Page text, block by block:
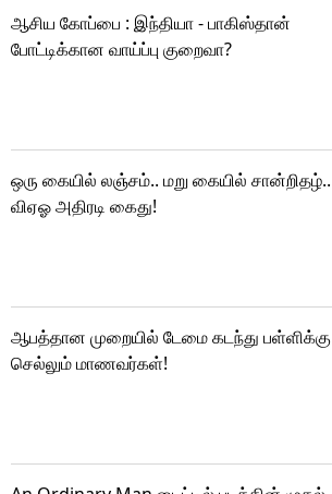
ஆசிய கோப்பை : இந்தியா - பாகிஸ்தான்
போட்டிக்கான வாய்ப்பு குறைவா?
ஒரு கையில் லஞ்சம்.. மறு கையில் சான்றிதழ்..
விஏஓ அதிரடி கைது!
ஆபத்தான முறையில் டேமை கடந்து பள்ளிக்கு
செல்லும் மாணவர்கள்!